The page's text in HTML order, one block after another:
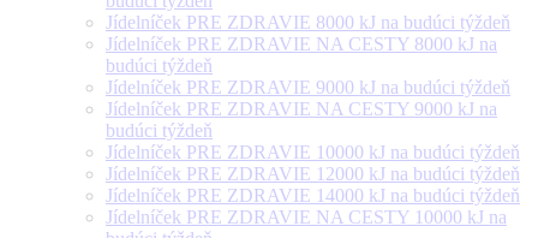
Jídelníček PRE ZDRAVIE 8000 kJ na budúci týždeň
Jídelníček PRE ZDRAVIE NA CESTY 8000 kJ na
budúci týždeň
Jídelníček PRE ZDRAVIE 9000 kJ na budúci týždeň
Jídelníček PRE ZDRAVIE NA CESTY 9000 kJ na
budúci týždeň
Jídelníček PRE ZDRAVIE 10000 kJ na budúci týždeň
Jídelníček PRE ZDRAVIE 12000 kJ na budúci týždeň
Jídelníček PRE ZDRAVIE 14000 kJ na budúci týždeň
Jídelníček PRE ZDRAVIE NA CESTY 10000 kJ na